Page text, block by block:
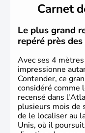
Plusieurs
des européens,
Christophe
britanniques
en 1776 et
La conquête de
phase de
Carnet
Le plus grand
repéré près
Avec ses 4
impressionne
Contender, ce
considéré comme
recensé dans
plusieurs mois de
de le localiser au
Unis, où il